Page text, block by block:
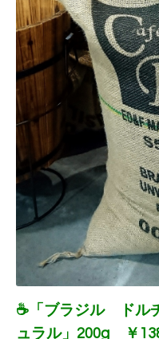
☕「ブラジル ド
ュラル」200g ￥